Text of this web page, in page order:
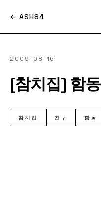
← ASH84
2009-08-16
[참치집] 함동
참치집 친구 함동